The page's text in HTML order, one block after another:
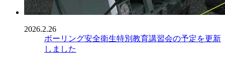
2026.2.26
ボーリング安全衛生特別教育講習会の予定を更新
しました